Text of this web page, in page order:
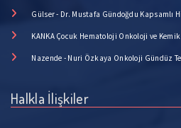
Gülser - Dr. Mustafa Gündoğdu Kapsamlı
KANKA Çocuk Hematoloji Onkoloji ve
Nazende - Nuri Özkaya Onkoloji Gündüz
Halkla İlişkiler